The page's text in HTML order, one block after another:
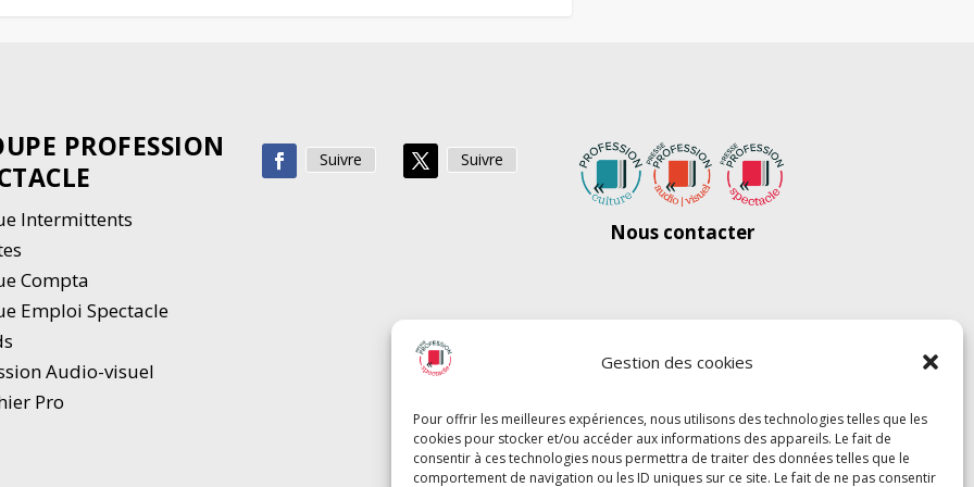
Gestion des cookies
Pour offrir les meilleures expériences, nous utilisons des technologies telles que les
cookies pour stocker et/ou accéder aux informations des appareils. Le fait de
consentir à ces technologies nous permettra de traiter des données telles que le
comportement de navigation ou les ID uniques sur ce site. Le fait de ne pas consentir
PROFESSION
Intermittents
Compta
Emploi Spectacle
Audio-visuel
Pro
Suivre Suivre
Nous contacter